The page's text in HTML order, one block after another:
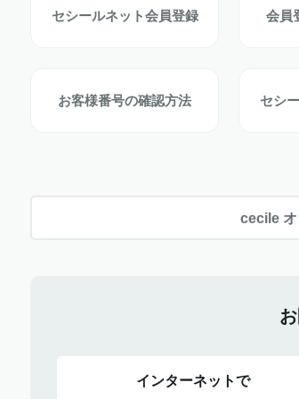
セシールネット会員登録 会員
お客様番号の確認方法 セシ
cecile
インターネットで